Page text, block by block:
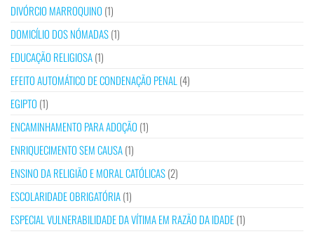
DIVÓRCIO MARROQUINO (1)
DOMICÍLIO DOS NÓMADAS(1)
EDUCAÇÃO RELIGIOSA(1)
EFEITO AUTOMÁTICO DE CONDENAÇÃO PENAL (4)
EGIPTO (1)
ENCAMINHAMENTO PARA ADOÇÃO (1)
ENRIQUECIMENTO SEM CAUSA(1)
ENSINO DA RELIGIÃO E MORAL CATÓLICAS(2)
ESCOLARIDADE OBRIGATÓRIA(1)
ESPECIAL VULNERABILIDADE DA VÍTIMA EM RAZÃO DA IDADE(1)